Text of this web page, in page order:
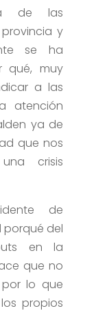
de las
y
se ha
qué, muy
a las
atención
ya de
que nos
crisis
de
porqué del
en la
que no
lo que
propios